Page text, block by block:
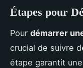
Étapes pour
Pour démarrer
crucial de suivre
étape garantit